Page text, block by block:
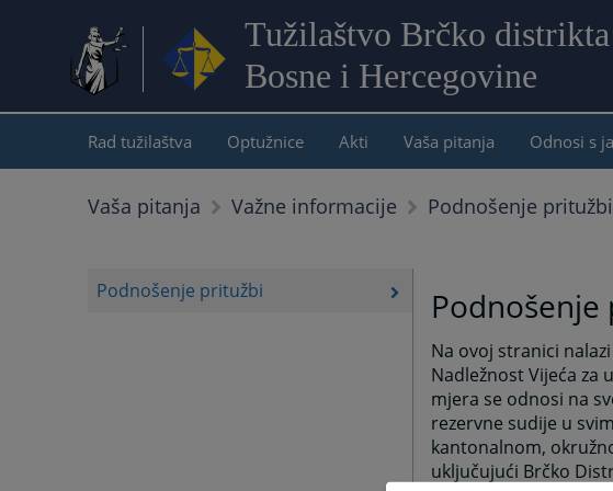
Tužilaštvo Brčko distrikta
Bosne i Hercegovine
Rad tužilaštva Optužnice Akti Vaša pitanja Odnosi s
Vaša pitanja Važne informacije Podnošenje pritužbi
Podnošenje pritužbi Podnošenje
Na ovoj stranici
Nadležnost Vijeća
mjera se odnosi na
rezervne sudije u
kantonalnom,
uključujući Brčko